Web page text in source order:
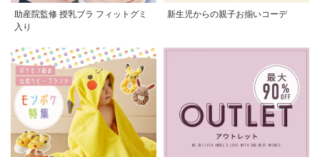
助産院監修 授乳ブラ フィットグミ
入り
新生児からの親子お揃いコーデ